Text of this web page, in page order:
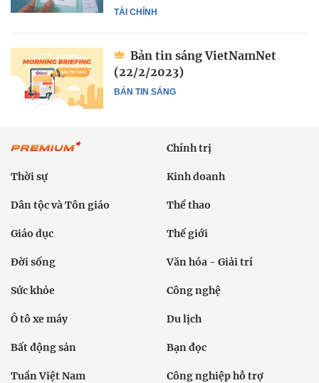
TÀI CHÍNH
BẢN TIN SÁNG
Bản tin sáng VietNamNet
(22/2/2023)
Chính trị
Thời sự Kinh doanh
Dân tộc và Tôn giáo Thể thao
Giáo dục Thế giới
Đời sống Văn hóa - Giải trí
Sức khỏe Công nghệ
Ô tô xe máy Du lịch
Bất động sản Bạn đọc
Tuần Việt Nam Công nghiệp hỗ trợ